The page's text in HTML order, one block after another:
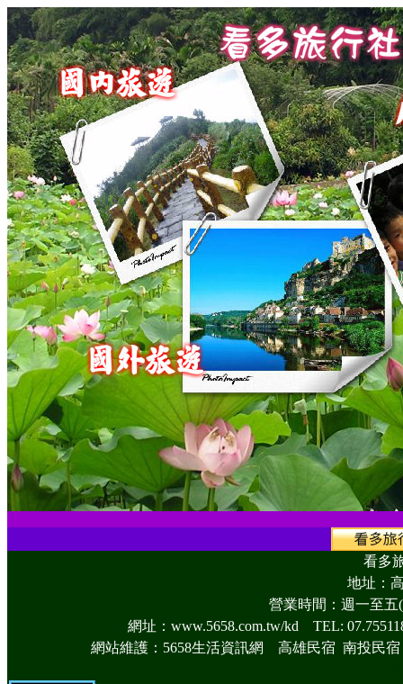
看多
地址：
營業時間：週一至五
網址： www.5658.com.tw/kd
TEL:
網站維護： 5658生活資訊網 高雄民宿 南投民宿